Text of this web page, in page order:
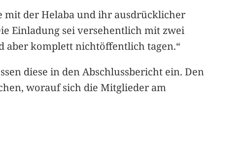
mit der Helaba und ihr ausdrücklicher
Einladung sei versehentlich mit zwei
aber komplett nichtöffentlich tagen.“
diese in den Abschlussbericht ein. Den
worauf sich die Mitglieder am